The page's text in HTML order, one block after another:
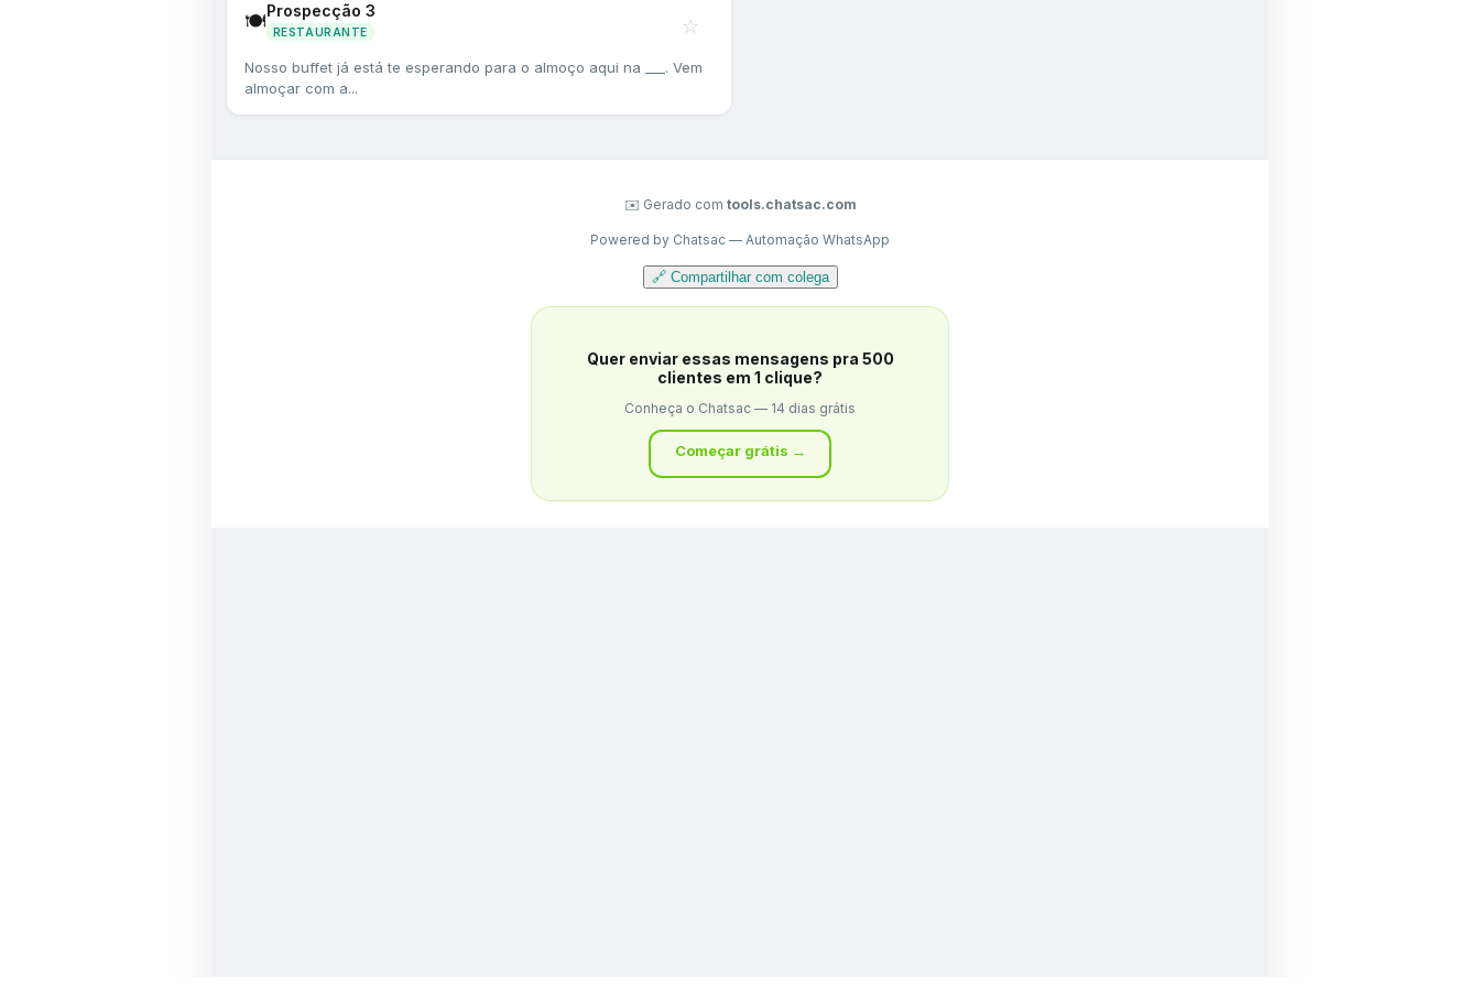
🍽️Prospecção 3
RESTAURANTE ☆
Nosso buffet já está te esperando para o almoço aqui na ___. Vem
almoçar com a...
✉️ Gerado com tools.chatsac.com
Powered by Chatsac — Automação WhatsApp
🔗 Compartilhar com colega
Quer enviar essas mensagens pra 500
clientes em 1 clique?
Conheça o Chatsac — 14 dias grátis
Começar grátis →